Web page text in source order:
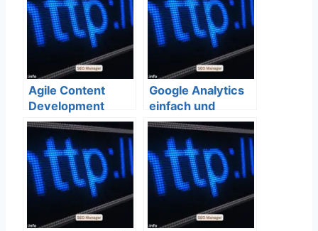
Agile Content
Development
einfach und
verständlich
erklärt – SEO
Bedeutung
Google Analytics
einfach und
verständlich
erklärt – SEO
Bedeutung